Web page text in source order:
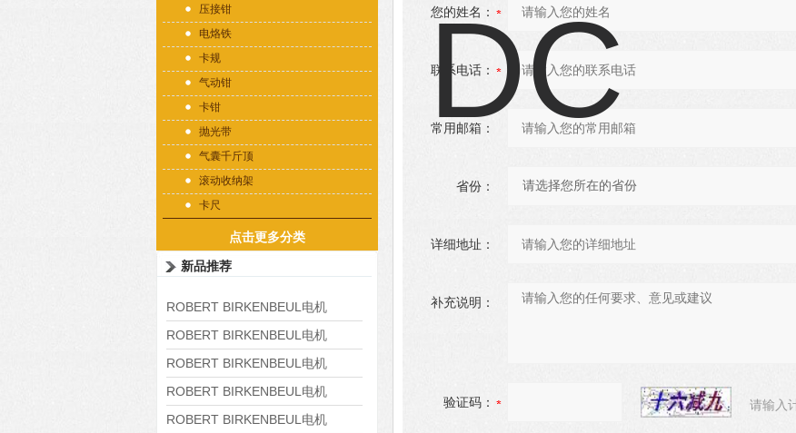
压接钳
电烙铁
卡规
气动钳
卡钳
抛光带
气囊千斤顶
滚动收纳架
卡尺
点击更多分类
新品推荐
ROBERT BIRKENBEUL电机
8APE225M-4-IE3
ROBERT BIRKENBEUL电机
8APE180L-4 IE3
ROBERT BIRKENBEUL电机
8APE160M-6 IE3
ROBERT BIRKENBEUL电机
8APE160L-4-IE3
ROBERT BIRKENBEUL电机
您的姓名：
联系电话：
常用邮箱：
省份：
详细地址：
补充说明：
验证码： 请输入